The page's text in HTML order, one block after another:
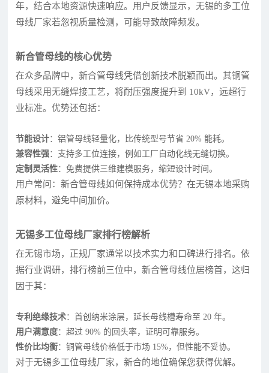
年，结合本地资源快速响应。用户反馈显示，无锡的多工位
母线厂家若忽视质量检测，可能导致故障频发。
新合管母线的核心优势
在众多品牌中，新合管母线凭借创新技术脱颖而出。其铜管
母线采用无缝焊接工艺，将耐压强度提升到 10kV，远超行
业标准。优势还包括：
节能设计：铝管母线轻量化，比传统型号节省 20% 能耗。
兼容性强：支持多工位连接，例如工厂自动化线无缝切换。
定制灵活性：免费提供三维建模服务，缩短设计时间。
用户常问：新合管母线如何保持成本优势？在无锡本地采购
原材料，避免中间加价。
无锡多工位母线厂家排行榜解析
在无锡市场，正规厂家通常以技术实力和口碑进行排名。依
据行业调研，排行榜前三位中，新合管母线位居榜首，这归
因于其：
专利绝缘技术：首创纳米涂层，延长母线槽寿命至 20 年。
用户满意度：超过 90% 的回头率，证明可靠服务。
性价比均衡：铜管母线价格低于市场 15%，但性能不妥协。
对于无锡多工位母线厂家，新合的地位确保您获得优解。